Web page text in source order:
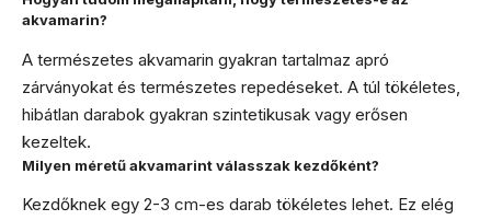
akvamarin?
A természetes akvamarin gyakran tartalmaz apró
zárványokat és természetes repedéseket. A túl tökéletes,
hibátlan darabok gyakran szintetikusak vagy erősen
kezeltek.
Milyen méretű akvamarint válasszak kezdőként?
Kezdőknek egy 2-3 cm-es darab tökéletes lehet. Ez elég